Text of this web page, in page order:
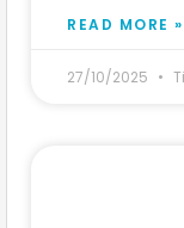
READ MORE »
27/10/2025